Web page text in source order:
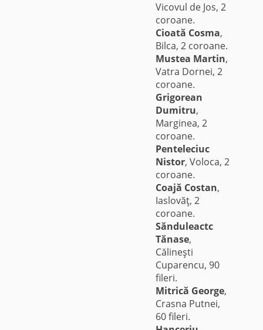
Vicovul de Jos, 2
coroane.
Cioată Cosma,
Bilca, 2 coroane.
Mustea Martin,
Vatra Dornei, 2
coroane.
Grigorean
Dumitru,
Marginea, 2
coroane.
Penteleciuc
Nistor, Voloca, 2
coroane.
Coajă Costan,
Iaslovăţ, 2
coroane.
Sănduleactc
Tănase,
Călineşti
Cuparencu, 90
fileri.
Mitrică George,
Crasna Putnei,
60 fileri.